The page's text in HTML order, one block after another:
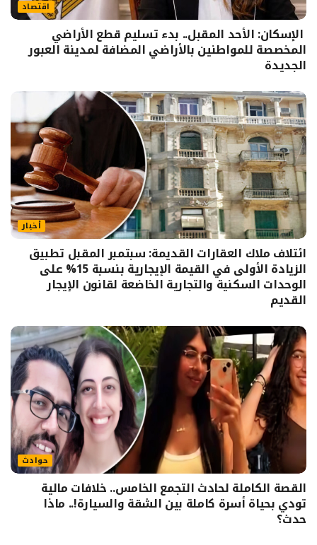
اقتصاد
الإسكان: الأحد المقبل.. بدء تسليم قطع الأراضي
المخصصة للمواطنين بالأراضي المضافة لمدينة العبور
الجديدة
أخبار
ائتلاف ملاك العقارات القديمة: سبتمبر المقبل تطبيق
الزيادة الأولى في القيمة الإيجارية بنسبة 15% على
الوحدات السكنية والتجارية الخاضعة لقانون الإيجار
القديم
حوادث
القصة الكاملة لحادث التجمع الخامس.. خلافات مالية
تودي بحياة أسرة كاملة بين الشقة والسيارة!.. ماذا
حدث؟